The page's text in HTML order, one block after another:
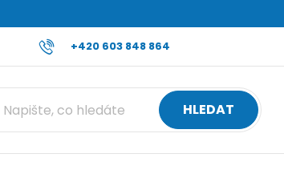
+420 603 848 864
Reklamace a vrácení zboží Všeobecné
HLEDAT